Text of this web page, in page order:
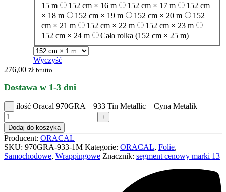
15 m
152 cm × 16 m 152 cm × 17 m
152 cm
× 18 m
152 cm × 19 m 152 cm × 20 m
152
cm × 21 m
152 cm × 22 m
152 cm × 23 m
152 cm × 24 m
Cała rolka (152 cm × 25 m)
Wyczyść
276,00 zł brutto
Dostawa w 1-3 dni
ilość Oracal 970GRA – 933 Tin Metallic – Cyna Metalik
Dodaj do koszyka
Producent: ORACAL
SKU: 970GRA-933-1M Kategorie: ORACAL, Folie,
Samochodowe, Wrappingowe Znacznik: segment cenowy marki 13